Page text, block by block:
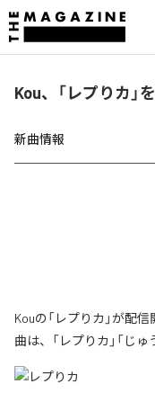
Kou、「レプりカ」
新曲情報
Kouの「レプりカ」が配
曲は、「レプりカ」「じ